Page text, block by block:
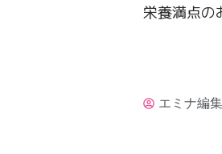
栄養満点
エミナ編